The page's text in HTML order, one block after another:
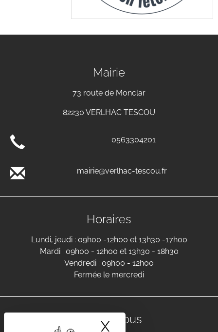
Mairie
73 route de Monclar
82230 VERLHAC TESCOU
0563304201
mairie@verlhac-tescou.fr
Horaires
Lundi, jeudi : 09h00 -12h00 et 13h30 -17h00
Mardi : 09h00 - 12h00 et 13h30 - 18h30
Vendredi : 09h00 - 12h00
Fermée le mercredi
Suivez-nous
X Masquer le